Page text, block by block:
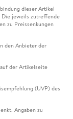
dieser Artikel
Die jeweils zutreffende
zu Preissenkungen
den Anbieter der
der Artikelseite
(UVP) des
Angaben zu